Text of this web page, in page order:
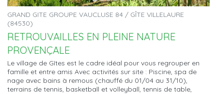
GRAND GITE GROUPE VAUCLUSE 84 / GÎTE VILLELAURE
(84530)
RETROUVAILLES EN PLEINE NATURE
PROVENÇALE
Le village de Gîtes est le cadre idéal pour vous regrouper en
famille et entre amis Avec activités sur site : Piscine, spa de
nage avec bains à remous (chauffé du 01/04 au 31/10),
terrains de tennis, basketball et volleyball, tennis de table,